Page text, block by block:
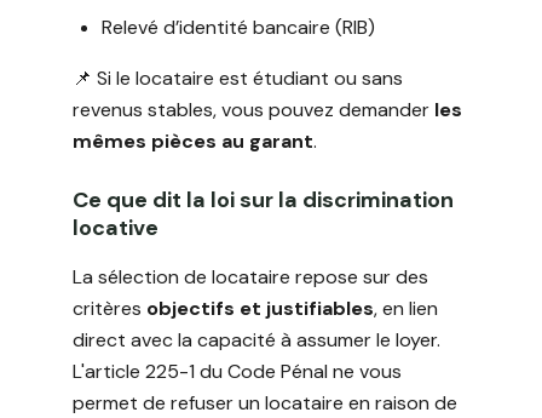
Relevé d’identité bancaire (RIB)
📌 Si le locataire est étudiant ou sans
revenus stables, vous pouvez demander les
mêmes pièces au garant.
Ce que dit la loi sur la discrimination
locative
La sélection de locataire repose sur des
critères objectifs et justifiables, en lien
direct avec la capacité à assumer le loyer.
L'article 225-1 du Code Pénal ne vous
permet de refuser un locataire en raison de